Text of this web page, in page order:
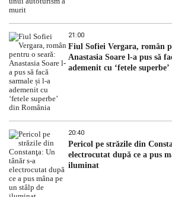
21:00
Fiul Sofiei Vergara, român
Anastasia Soare l-a pus să
ademenit cu ‘fetele
20:40
Pericol pe străzile din
electrocutat după ce a pus
iluminat